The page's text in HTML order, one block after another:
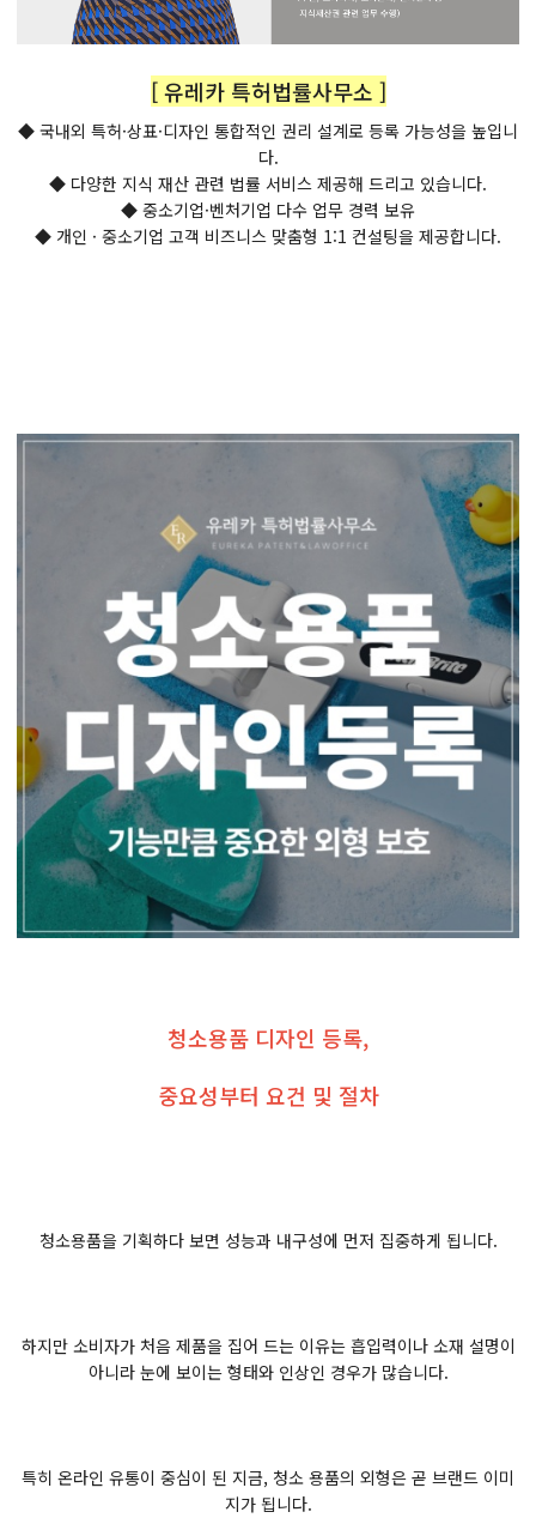
[ 유레카 특허법률사무소 ]
◆ 국내외 특허·상표·디자인 통합적인 권리 설계로 등록 가능성을 높입니
다.
◆ 다양한 지식 재산 관련 법률 서비스 제공해 드리고 있습니다.
◆ 중소기업·벤처기업 다수 업무 경력 보유
◆ 개인 · 중소기업 고객 비즈니스 맞춤형 1:1 컨설팅을 제공합니다.
​청소용품 디자인 등록,
중요성부터 요건 및 절차
청소용품을 기획하다 보면 성능과 내구성에 먼저 집중하게 됩니다.
하지만 소비자가 처음 제품을 집어 드는 이유는 흡입력이나 소재 설명이
아니라 눈에 보이는 형태와 인상인 경우가 많습니다.
특히 온라인 유통이 중심이 된 지금, 청소 용품의 외형은 곧 브랜드 이미
지가 됩니다.